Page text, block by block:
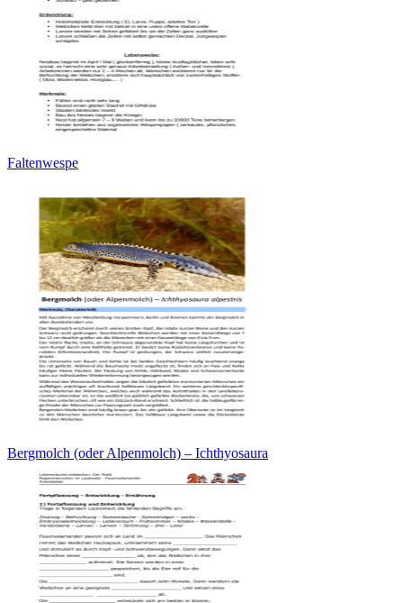
Faltenwespe
Bergmolch (oder Alpenmolch) – Ichthyosaura